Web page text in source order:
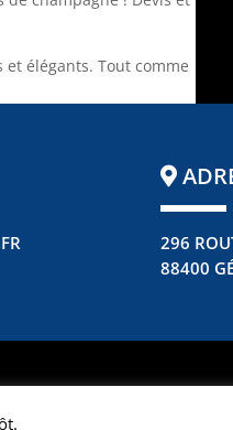
et élégants. Tout comme
296
88400